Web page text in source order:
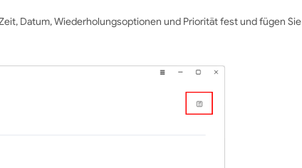
Datum, Wiederholungsoptionen und Priorität fest und fügen Sie